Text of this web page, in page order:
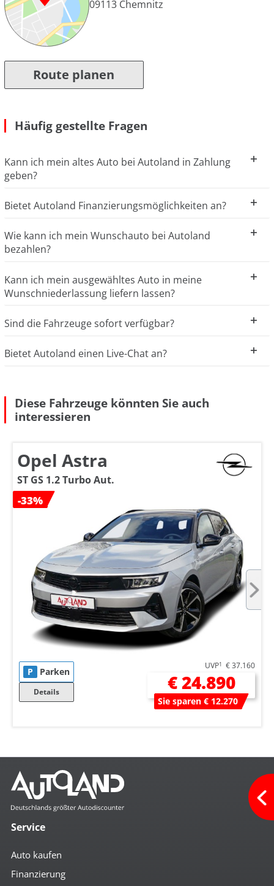
09113 Chemnitz
Route planen
Häufig gestellte Fragen
Kann ich mein altes Auto bei Autoland in Zahlung
geben?
Bietet Autoland Finanzierungsmöglichkeiten an?
Wie kann ich mein Wunschauto bei Autoland
bezahlen?
Kann ich mein ausgewähltes Auto in meine
Wunschniederlassung liefern lassen?
Sind die Fahrzeuge sofort verfügbar?
Bietet Autoland einen Live-Chat an?
Diese Fahrzeuge könnten Sie auch
interessieren
Opel Astra
ST GS 1.2 Turbo Aut.
-33%
P Parken
Details
UVP1 € 37.160
€ 24.890
Sie sparen € 12.270
Service
Auto kaufen
Finanzierung